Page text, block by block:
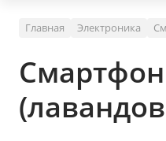
Главная Электроника
Смартфон